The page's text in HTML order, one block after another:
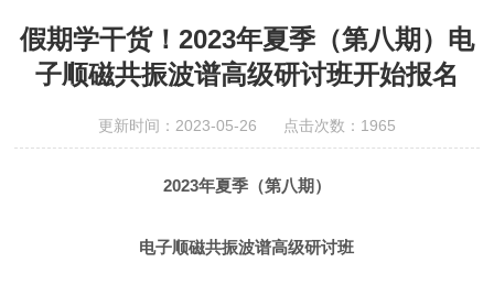
假期学干货！2023年夏季（第八期）电
子顺磁共振波谱高级研讨班开始报名
更新时间：2023-05-26 点击次数：1965
2023年夏季（第八期）
电子顺磁共振波谱高级研讨班